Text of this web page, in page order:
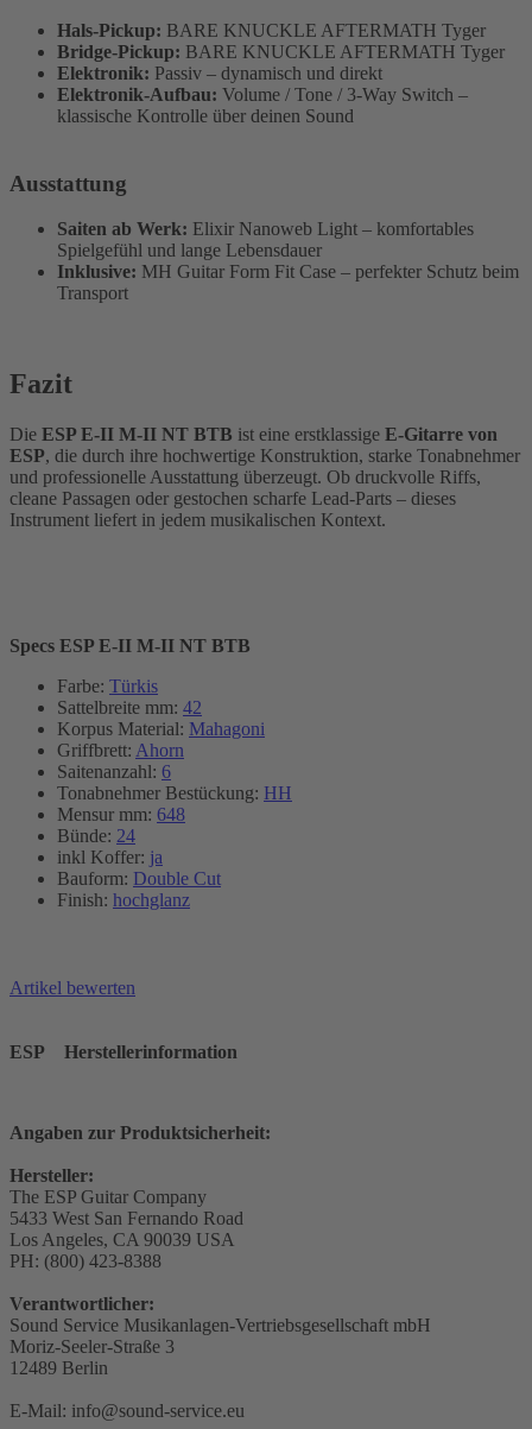
Hals-Pickup: BARE KNUCKLE AFTERMATH Tyger
Bridge-Pickup: BARE KNUCKLE AFTERMATH Tyger
Elektronik: Passiv – dynamisch und direkt
Elektronik-Aufbau: Volume / Tone / 3-Way Switch –
klassische Kontrolle über deinen Sound
Ausstattung
Saiten ab Werk: Elixir Nanoweb Light – komfortables
Spielgefühl und lange Lebensdauer
Inklusive: MH Guitar Form Fit Case – perfekter Schutz beim
Transport
Fazit
Die ESP E-II M-II NT BTB ist eine erstklassige E-Gitarre von
ESP, die durch ihre hochwertige Konstruktion, starke Tonabnehmer
und professionelle Ausstattung überzeugt. Ob druckvolle Riffs,
cleane Passagen oder gestochen scharfe Lead-Parts – dieses
Instrument liefert in jedem musikalischen Kontext.
Specs ESP E-II M-II NT BTB
Farbe: Türkis
Sattelbreite mm: 42
Korpus Material: Mahagoni
Griffbrett: Ahorn
Saitenanzahl: 6
Tonabnehmer Bestückung: HH
Mensur mm: 648
Bünde: 24
inkl Koffer: ja
Bauform: Double Cut
Finish: hochglanz
Artikel bewerten
ESP Herstellerinformation
Angaben zur Produktsicherheit:
Hersteller:
The ESP Guitar Company
5433 West San Fernando Road
Los Angeles, CA 90039 USA
PH: (800) 423-8388
Verantwortlicher:
Sound Service Musikanlagen-Vertriebsgesellschaft mbH
Moriz-Seeler-Straße 3
12489 Berlin
E-Mail: info@sound-service.eu